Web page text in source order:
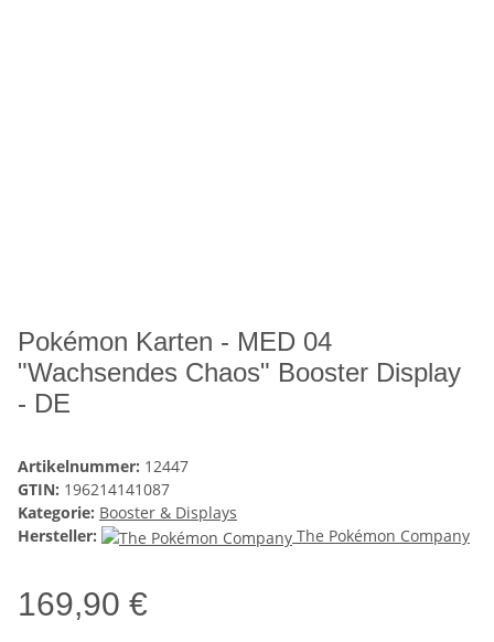
Pokémon Karten - MED 04
"Wachsendes Chaos" Booster Display
- DE
Artikelnummer: 12447
GTIN: 196214141087
Kategorie: Booster & Displays
Hersteller:
The Pokémon Company
169,90 €